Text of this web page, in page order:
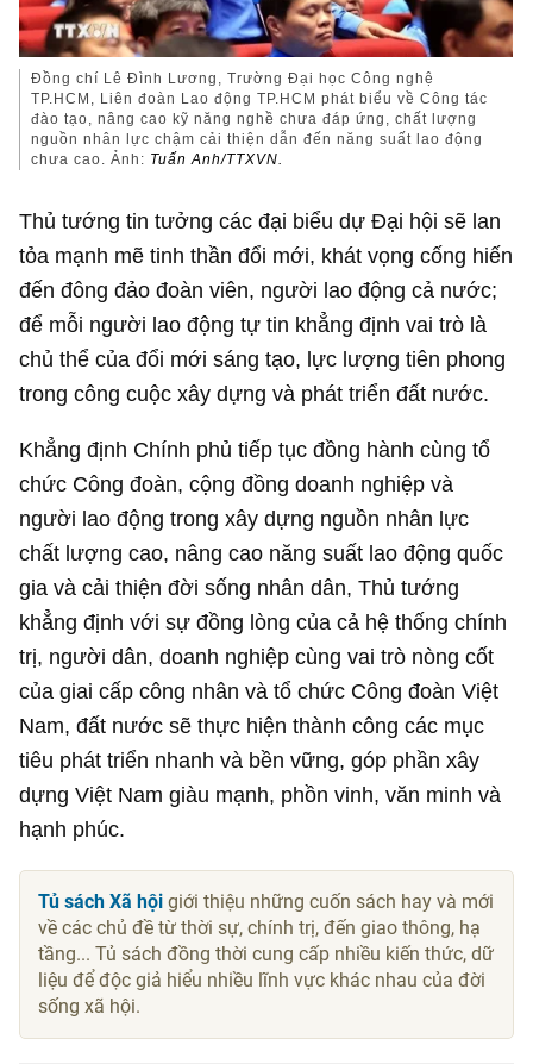
Đồng chí Lê Đình Lương, Trường Đại học Công nghệ
TP.HCM, Liên đoàn Lao động TP.HCM phát biểu về Công tác
đào tạo, nâng cao kỹ năng nghề chưa đáp ứng, chất lượng
nguồn nhân lực chậm cải thiện dẫn đến năng suất lao động
chưa cao. Ảnh: Tuấn Anh/TTXVN.
Thủ tướng tin tưởng các đại biểu dự Đại hội sẽ lan
tỏa mạnh mẽ tinh thần đổi mới, khát vọng cống hiến
đến đông đảo đoàn viên, người lao động cả nước;
để mỗi người lao động tự tin khẳng định vai trò là
chủ thể của đổi mới sáng tạo, lực lượng tiên phong
trong công cuộc xây dựng và phát triển đất nước.
Khẳng định Chính phủ tiếp tục đồng hành cùng tổ
chức Công đoàn, cộng đồng doanh nghiệp và
người lao động trong xây dựng nguồn nhân lực
chất lượng cao, nâng cao năng suất lao động quốc
gia và cải thiện đời sống nhân dân, Thủ tướng
khẳng định với sự đồng lòng của cả hệ thống chính
trị, người dân, doanh nghiệp cùng vai trò nòng cốt
của giai cấp công nhân và tổ chức Công đoàn Việt
Nam, đất nước sẽ thực hiện thành công các mục
tiêu phát triển nhanh và bền vững, góp phần xây
dựng Việt Nam giàu mạnh, phồn vinh, văn minh và
hạnh phúc.
Tủ sách Xã hội giới thiệu những cuốn sách hay và mới
về các chủ đề từ thời sự, chính trị, đến giao thông, hạ
tầng... Tủ sách đồng thời cung cấp nhiều kiến thức, dữ
liệu để độc giả hiểu nhiều lĩnh vực khác nhau của đời
sống xã hội.